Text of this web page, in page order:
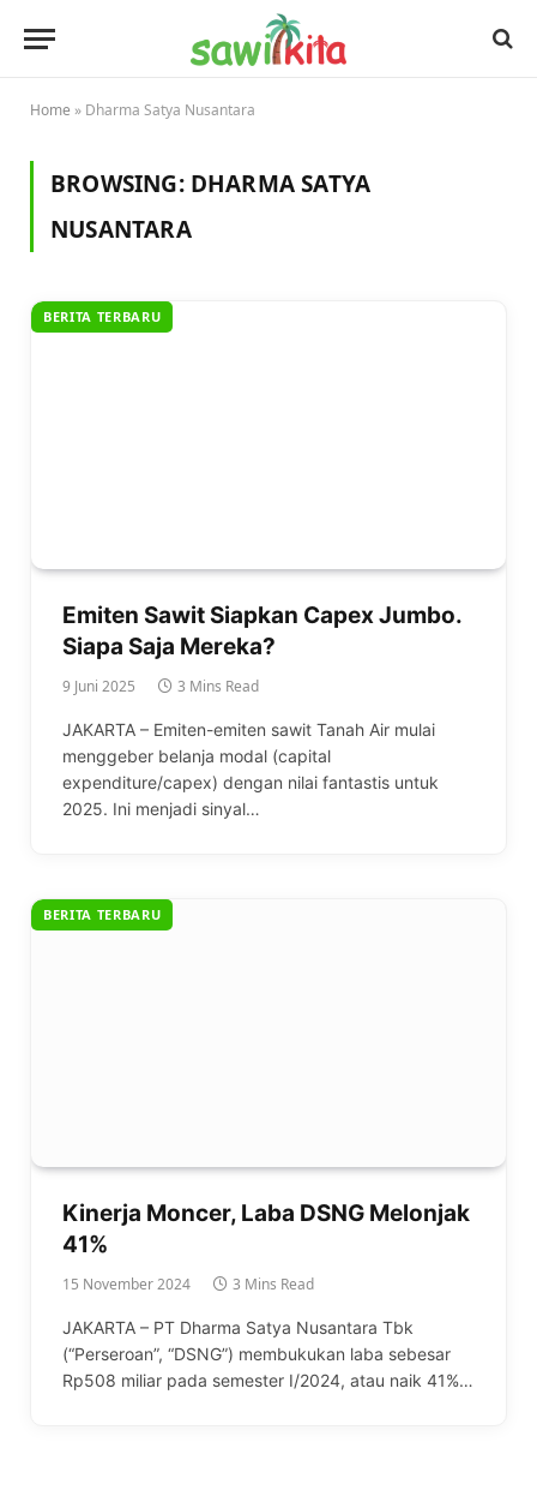
Home » Dharma Satya Nusantara
BROWSING: DHARMA SATYA
NUSANTARA
BERITA TERBARU
Emiten Sawit Siapkan Capex Jumbo.
Siapa Saja Mereka?
9 Juni 2025 3 Mins Read
JAKARTA – Emiten-emiten sawit Tanah Air mulai
menggeber belanja modal (capital
expenditure/capex) dengan nilai fantastis untuk
2025. Ini menjadi sinyal…
BERITA TERBARU
Kinerja Moncer, Laba DSNG Melonjak
41%
15 November 2024 3 Mins Read
JAKARTA – PT Dharma Satya Nusantara Tbk
(“Perseroan”, “DSNG”) membukukan laba sebesar
Rp508 miliar pada semester I/2024, atau naik 41%…